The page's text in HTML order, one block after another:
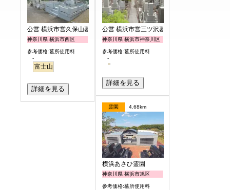
公営 横浜市営久保山墓地
神奈川県 横浜市西区
参考価格:墓所使用料
-
富士山
詳細を見る
公営 横浜市営三ツ沢墓地
神奈川県 横浜市神奈川区
参考価格:墓所使用料
-
詳細を見る
霊園 4.68km
横浜あさひ霊園
神奈川県 横浜市旭区
参考価格:墓所使用料